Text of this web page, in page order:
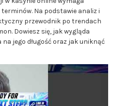
Na podstawie analiz i
przewodnik po trendach
Dowiesz się, jak wygląda
jego długość oraz jak uniknąć